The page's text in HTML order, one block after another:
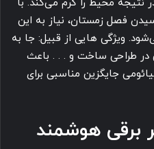
نتیجه محیط را گرم می‌کند. با
فصل زمستان، نیاز به این
ویژگی هایی از قبیل: جا به
در طراحی ساخت و . . . باعث
جایگزین مناسبی برای
برقی هوشمند